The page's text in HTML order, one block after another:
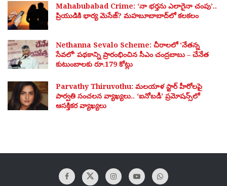
Mahabubabad Crime: ‘నా భర్తను ఎలాగైనా చంపు’..
ప్రియుడికి భార్య మెసేజ్? మహబూబాబాద్‌లో కలకలం
Nethanna Sevalo Scheme: చీరాలలో ‘నేతన్న
సేవలో’ పథకాన్ని ప్రారంభించిన సీఎం చంద్రబాబు – చేనేత
కుటుంబాలకు రూ.179 కోట్లు
Parvathy Thiruvothu: మలయాళ స్టార్ హీరోలపై
పార్వతి సంచలన వ్యాఖ్యలు.. ‘ఐనోబడీ’ ప్రమోషన్స్‌లో
ఆసక్తికర వ్యాఖ్యలు